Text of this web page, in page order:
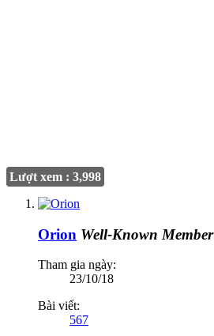
Lượt xem : 3,998
Orion Well-Known Member
Tham gia ngày:
23/10/18
Bài viết:
567